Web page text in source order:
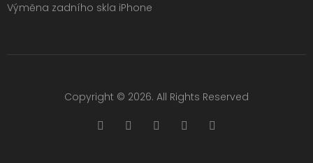
Výměna zadního skla iPhone
Copyright © 2026. All Rights Reserved